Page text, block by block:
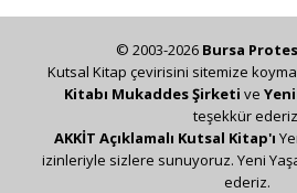
© 2003-2026 Bursa
Kutsal Kitap çevirisini sitemize
Kitabı Mukaddes Şirketi ve
teşekkür
AKKİT Açıklamalı Kutsal Kitap'ı
izinleriyle sizlere sunuyoruz. Yeni
ederiz.